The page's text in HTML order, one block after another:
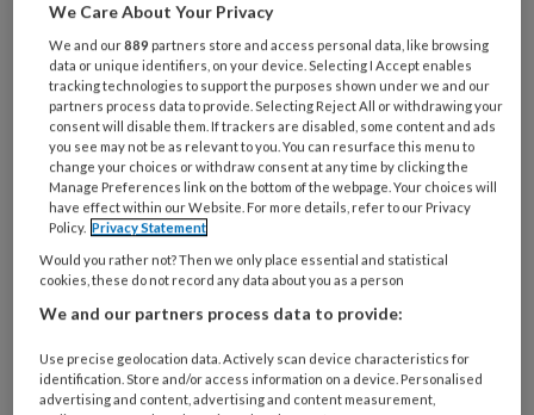
Beeld: AdobeStock
Het
REGISTREREN
Wil je dit artikel lezen?
Maak gratis een account aan en lees 2
artikelen gratis per maand
We Care About Your Privacy
We and our889 partners store and access personal data, like browsing
data or unique identifiers, on your device. Selecting I Accept enables
tracking technologies to support the purposes shown under we and our
partners process data to provide. Selecting Reject All or withdrawing your
consent will disable them. If trackers are disabled, some content and ads
you see may not be as relevant to you. You can resurface this menu to
change your choices or withdraw consent at any time by clicking the
Manage Preferences link on the bottom of the webpage. Your choices will
have effect within our Website. For more details, refer to our Privacy
Policy. Privacy Statement
Would you rather not? Then we only place essential and statistical
cookies, these do not record any data about you as a person
We and our partners process data to provide:
Use precise geolocation data. Actively scan device characteristics for
identification. Store and/or access information on a device. Personalised
advertising and content, advertising and content measurement,